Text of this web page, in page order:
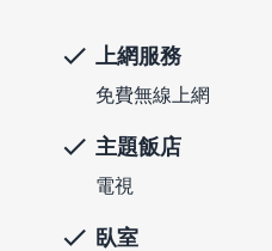
上網服務
免費無線上網
主題飯店
電視
臥室